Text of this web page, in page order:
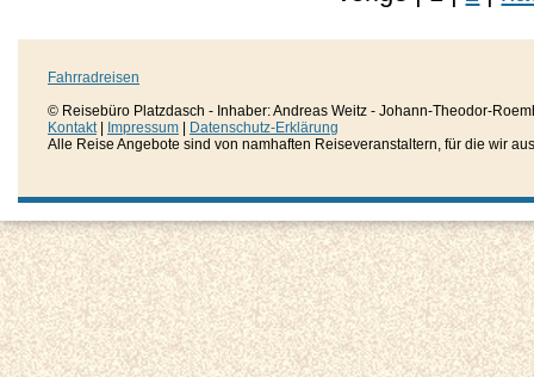
Fahrradreisen
© Reisebüro Platzdasch - Inhaber: Andreas Weitz - Johann-Theodor-
Kontakt| Impressum
Datenschutz-Erklärung
Alle Reise Angebote sind von namhaften Reiseveranstaltern, für die wir